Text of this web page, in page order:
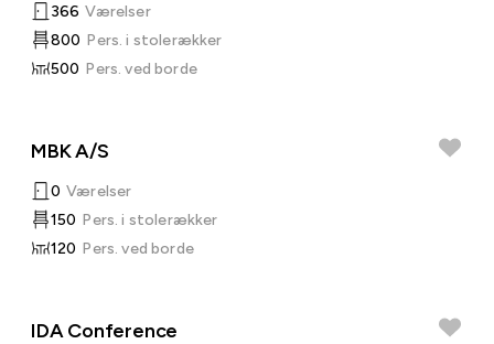
366 Værelser
800 Pers. i stolerækker
500 Pers. ved borde
MBK A/S
0 Værelser
150 Pers. i stolerækker
120 Pers. ved borde
IDA Conference